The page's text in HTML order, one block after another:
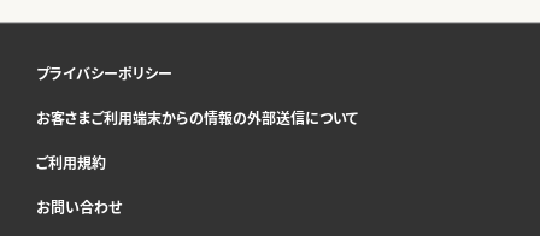
プライバシーポリシー
お客さまご利用端末からの情報の外部送信について
ご利用規約
お問い合わせ